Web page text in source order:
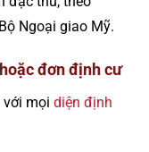
Ngoại giao Mỹ.
đơn định cư
mọi diện định